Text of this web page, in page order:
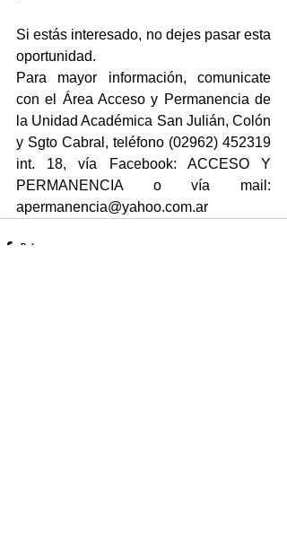
Si estás interesado, no dejes pasar esta
oportunidad.
Para mayor información, comunicate
con el Área Acceso y Permanencia de
la Unidad Académica San Julián, Colón
y Sgto Cabral, teléfono (02962) 452319
int. 18, vía Facebook: ACCESO Y
PERMANENCIA o vía mail:
apermanencia@yahoo.com.ar